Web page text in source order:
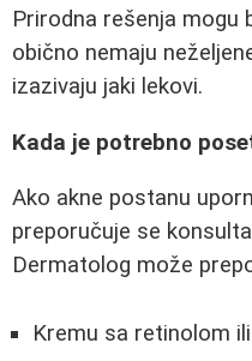
Prirodna rešenja mogu
obično nemaju
izazivaju jaki lekovi.
Kada je potrebno
Ako akne postanu
preporučuje se
Dermatolog može
Kremu sa retinolom